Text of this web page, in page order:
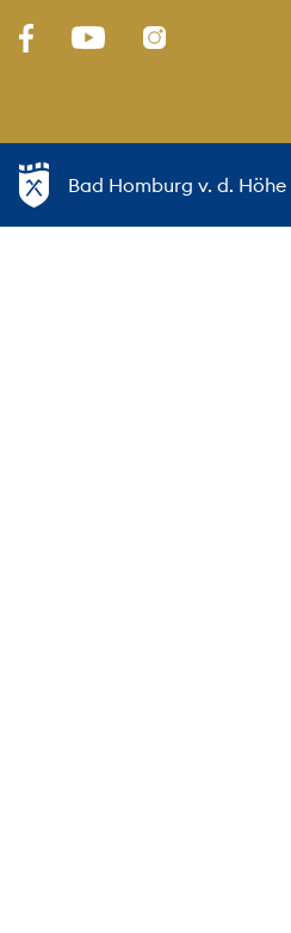
Bad Homburg v. d. Höhe